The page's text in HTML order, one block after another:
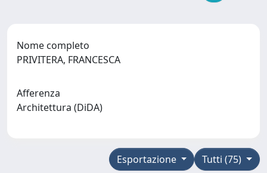
Nome completo
PRIVITERA, FRANCESCA
Afferenza
Architettura (DiDA)
Tutti (75)
Esportazione